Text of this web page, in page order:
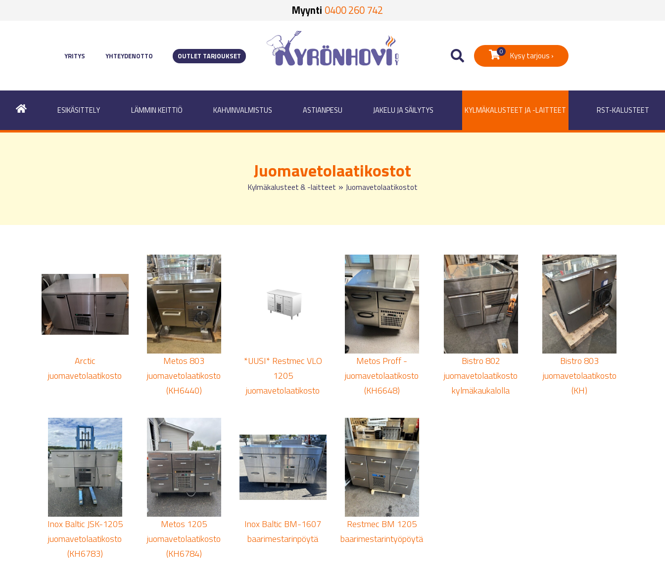
Myynti 0400 260 742
YRITYS YHTEYDENOTTO OUTLET TARJOUKSET
0 Kysy tarjous ›
ESIKÄSITTELY LÄMMIN KEITTIÖ KAHVINVALMISTUS ASTIANPESU JAKELU JA SÄILYTYS KYLMÄKALUSTEET JA -LAITTEET RST-KALUSTEET
Juomavetolaatikostot
Kylmäkalusteet & -laitteet » Juomavetolaatikostot
Arctic
juomavetolaatikosto
Metos 803
juomavetolaatikosto
(KH6440)
*UUSI* Restmec VLO
1205
juomavetolaatikosto
Metos Proff -
juomavetolaatikosto
(KH6648)
Bistro 802
juomavetolaatikosto
kylmäkaukalolla
Bistro 803
juomavetolaatikosto
(KH)
Inox Baltic JSK-1205
juomavetolaatikosto
(KH6783)
Metos 1205
juomavetolaatikosto
(KH6784)
Inox Baltic BM-1607
baarimestarinpöytä
Restmec BM 1205
baarimestarintyöpöytä